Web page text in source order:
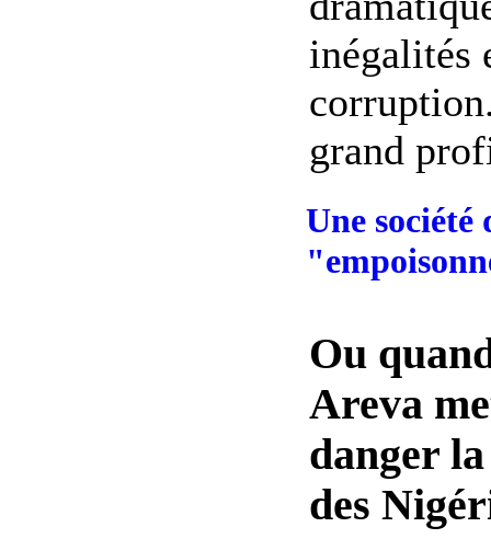
inégalités
grand
Une société
Ou
Areva
danger
des